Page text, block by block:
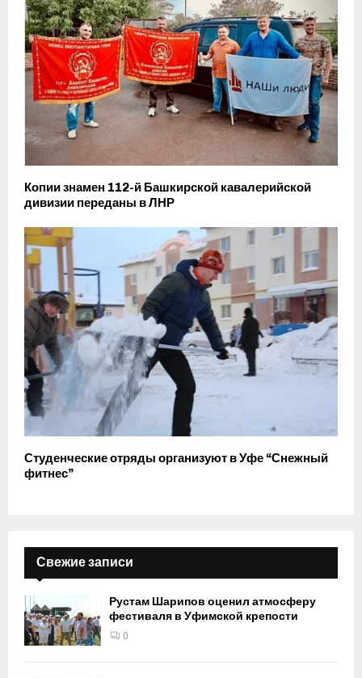
Копии знамен 112-й Башкирской кавалерийской
дивизии переданы в ЛНР
Студенческие отряды организуют в Уфе “Снежный
фитнес”
Свежие записи
Рустам Шарипов оценил атмосферу
фестиваля в Уфимской крепости
0